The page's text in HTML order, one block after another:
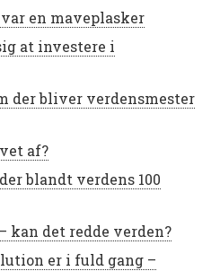
en maveplasker
at investere i
der bliver verdensmester
af?
blandt verdens 100
kan det redde verden?
er i fuld gang –